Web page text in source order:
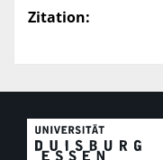
Zitation: